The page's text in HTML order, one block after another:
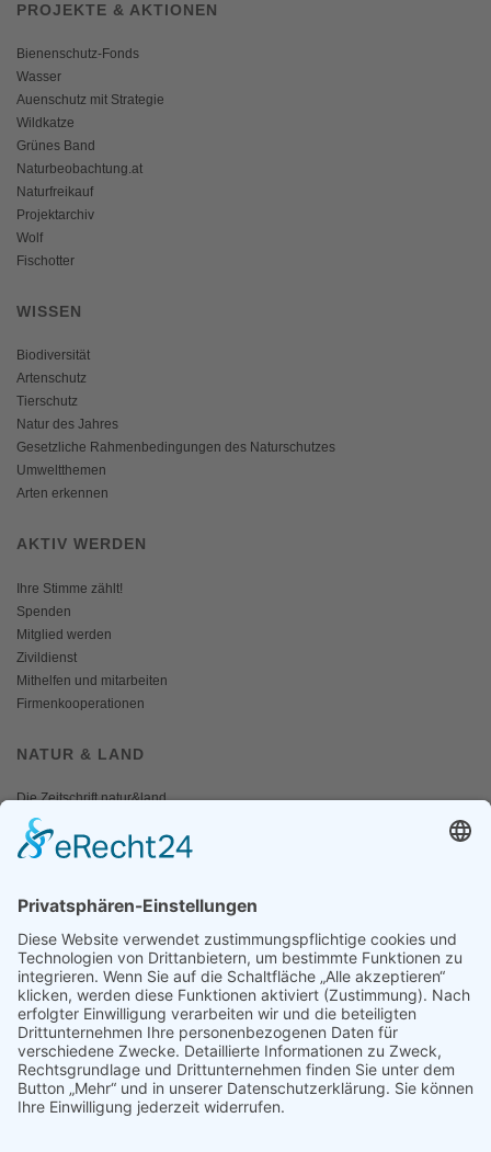
PROJEKTE & AKTIONEN
Bienenschutz-Fonds
Wasser
Auenschutz mit Strategie
Wildkatze
Grünes Band
Naturbeobachtung.at
Naturfreikauf
Projektarchiv
Wolf
Fischotter
WISSEN
Biodiversität
Artenschutz
Tierschutz
Natur des Jahres
Gesetzliche Rahmenbedingungen des Naturschutzes
Umweltthemen
Arten erkennen
AKTIV WERDEN
Ihre Stimme zählt!
Spenden
Mitglied werden
Zivildienst
Mithelfen und mitarbeiten
Firmenkooperationen
NATUR & LAND
Die Zeitschrift natur&land
Archiv
Mediadaten
Fotos und Logos
Presseaussendungen
Presse
Presseinformationen abonnieren
ÜBER UNS
Naturschutzbund